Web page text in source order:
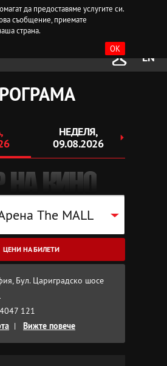
да предоставяме услугите си.
съобщение, приемате
страна.
OK
EN
НЕДЕЛЯ,
09.08.2026
НА КИНО
The MALL
ЦЕНИ НА БИЛЕТИ
Бул. Цариградско шосе
121
| Вижте повече